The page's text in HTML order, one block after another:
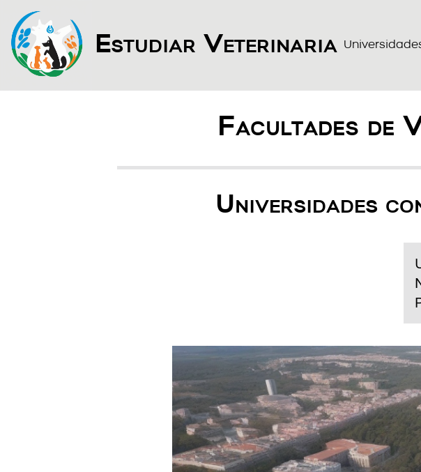
Estudiar Veterinaria
Facultades de
Universidades